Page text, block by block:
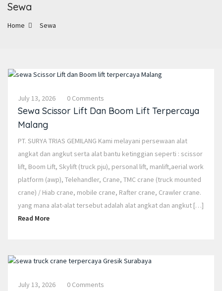
Sewa
Home Sewa
July 13, 2026 0 Comments
Sewa Scissor Lift Dan Boom Lift Terpercaya
Malang
PT. SURYA TRIAS GEMILANG Kami melayani persewaan alat
angkat dan angkut serta alat bantu ketinggian seperti : scissor
lift, Boom Lift, Skylift (truck pju), personal lift, manlift,aerial work
platform (awp), Telehandler, Crane, TMC crane (truck mounted
crane) / Hiab crane, mobile crane, Rafter crane, Crawler crane.
yang mana alat-alat tersebut adalah alat angkat dan angkut […]
Read More
July 13, 2026 0 Comments